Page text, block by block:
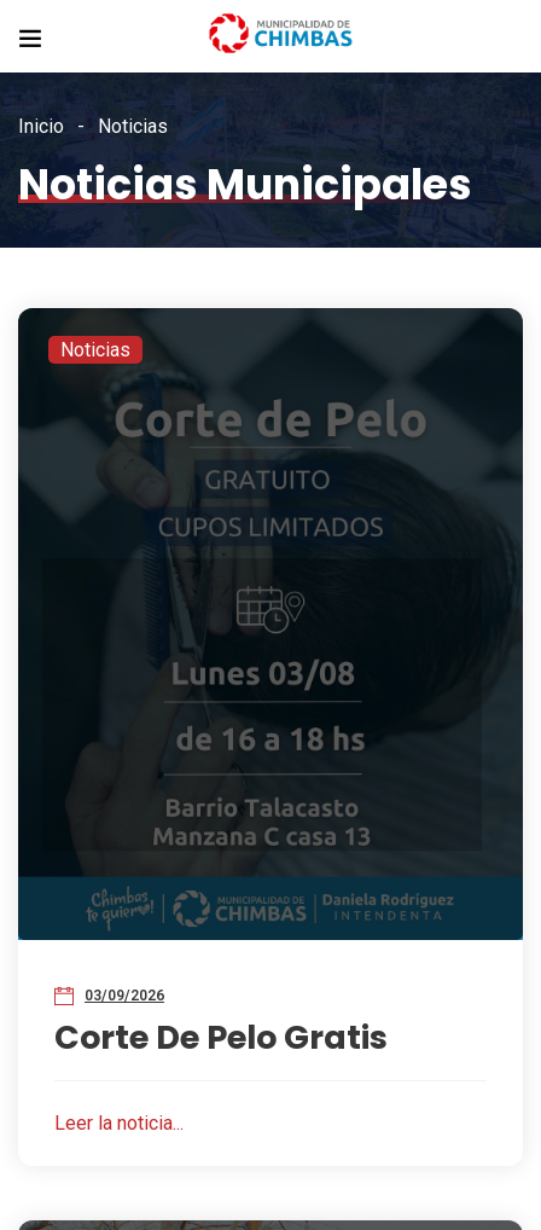
Inicio Noticias
Noticias Municipales
Noticias
03/09/2026
Corte De Pelo Gratis
Leer la noticia...